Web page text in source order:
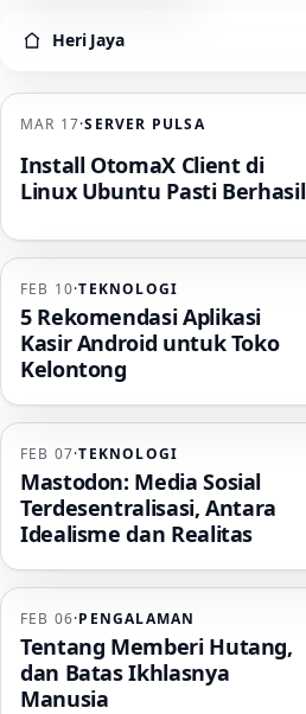
Heri Jaya
Heri Jaya
MAR 17·SERVER PULSA
Install OtomaX Client di
Linux Ubuntu Pasti Berhasil
FEB 10·TEKNOLOGI
5 Rekomendasi Aplikasi
Kasir Android untuk Toko
Kelontong
FEB 07·TEKNOLOGI
Mastodon: Media Sosial
Terdesentralisasi, Antara
Idealisme dan Realitas
FEB 06·PENGALAMAN
Tentang Memberi Hutang,
dan Batas Ikhlasnya
Manusia